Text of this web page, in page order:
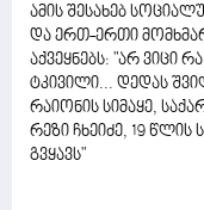
ამის შესახებ
და ერთ-ერთი
აქვეყნებს: "არ ვიცი
ტკივილი... დედას
რაიონის სიმაყე,
რეზი ჩხეიძე, 19
გვყავს"